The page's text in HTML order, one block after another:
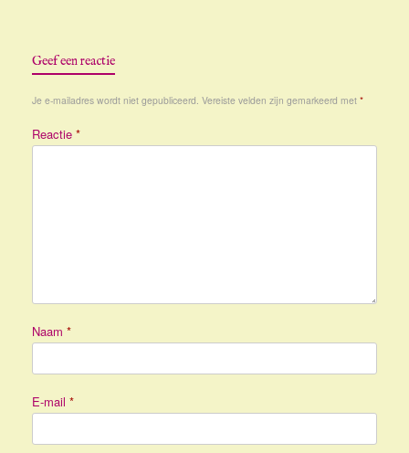
Geef een reactie
Je e-mailadres wordt niet gepubliceerd. Vereiste velden zijn gemarkeerd met *
Reactie *
Naam *
E-mail *